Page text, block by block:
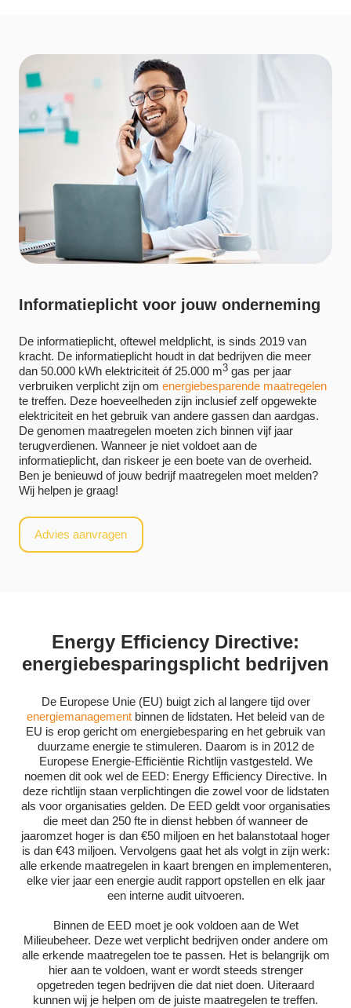
Informatieplicht voor jouw onderneming
De informatieplicht, oftewel meldplicht, is sinds 2019 van
kracht. De informatieplicht houdt in dat bedrijven die meer
dan 50.000 kWh elektriciteit óf 25.000 m3 gas per jaar
verbruiken verplicht zijn om energiebesparende maatregelen
te treffen. Deze hoeveelheden zijn inclusief zelf opgewekte
elektriciteit en het gebruik van andere gassen dan aardgas.
De genomen maatregelen moeten zich binnen vijf jaar
terugverdienen. Wanneer je niet voldoet aan de
informatieplicht, dan riskeer je een boete van de overheid.
Ben je benieuwd of jouw bedrijf maatregelen moet melden?
Wij helpen je graag!
Advies aanvragen
Energy Efficiency Directive:
energiebesparingsplicht bedrijven
De Europese Unie (EU) buigt zich al langere tijd over
energiemanagement binnen de lidstaten. Het beleid van de
EU is erop gericht om energiebesparing en het gebruik van
duurzame energie te stimuleren. Daarom is in 2012 de
Europese Energie-Efficiëntie Richtlijn vastgesteld. We
noemen dit ook wel de EED: Energy Efficiency Directive. In
deze richtlijn staan verplichtingen die zowel voor de lidstaten
als voor organisaties gelden. De EED geldt voor organisaties
die meet dan 250 fte in dienst hebben óf wanneer de
jaaromzet hoger is dan €50 miljoen en het balanstotaal hoger
is dan €43 miljoen. Vervolgens gaat het als volgt in zijn werk:
alle erkende maatregelen in kaart brengen en implementeren,
elke vier jaar een energie audit rapport opstellen en elk jaar
een interne audit uitvoeren.
Binnen de EED moet je ook voldoen aan de Wet
Milieubeheer. Deze wet verplicht bedrijven onder andere om
alle erkende maatregelen toe te passen. Het is belangrijk om
hier aan te voldoen, want er wordt steeds strenger
opgetreden tegen bedrijven die dat niet doen. Uiteraard
kunnen wij je helpen om de juiste maatregelen te treffen.